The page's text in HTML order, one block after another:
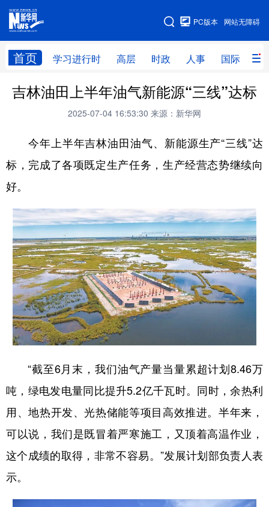
网站无障碍
PC版本
首页 学习进行时 高层 时政 人事 国际 财
网站地图
学习进行时 高层 时政 人事
财经 网评
台湾 思客智库 全球连线 教育
科技 科创 量子 体育
访谈 视频 图片 政务
法律 中央文件 金融 汽车
食品 人居 信息化 数字经济
学术中国 乡村振兴 银龄 溯源中国
城市 旅游 能源
彩票 娱乐 时尚 悦读
公益 一带一路 亚太网 上市公司
文化产业
地方频道
吉林油田上半年油气新能源“三线”达标
2025-07-04 16:53:30 来源：新华网
今年上半年吉林油田油气、新能源生产“三线”达
标，完成了各项既定生产任务，生产经营态势继续向
好。
“截至6月末，我们油气产量当量累超计划8.46万
吨，绿电发电量同比提升5.2亿千瓦时。同时，余热利
用、地热开发、光热储能等项目高效推进。半年来，
可以说，我们是既冒着严寒施工，又顶着高温作业，
这个成绩的取得，非常不容易。”发展计划部负责人表
示。